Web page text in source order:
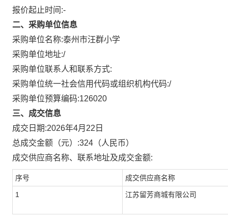
报价起止时间:-
二、采购单位信息
采购单位名称:泰州市汪群小学
采购单位地址:/
采购单位联系人和联系方式:
采购单位统一社会信用代码或组织机构代码:/
采购单位预算编码:126020
三、成交信息
成交日期:2026年4月22日
总成交金额（元）:324 （人民币）
成交供应商名称、联系地址及成交金额:
序号 成交供应商名称
1 江苏留芳商城有限公司